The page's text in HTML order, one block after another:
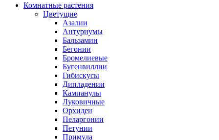
Комнатные растения
Цветущие
Азалии
Антуриумы
Бальзамин
Бегонии
Бромелиевые
Бугенвиллии
Гибискусы
Дипладении
Кампанулы
Луковичные
Орхидеи
Пеларгонии
Петунии
Примула